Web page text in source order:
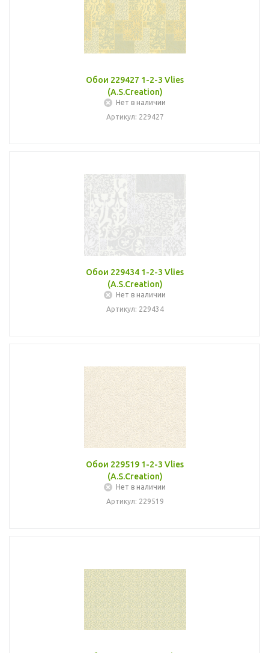
Обои 229427 1-2-3 Vlies
(A.S.Creation)
Нет в наличии
Артикул: 229427
Обои 229434 1-2-3 Vlies
(A.S.Creation)
Нет в наличии
Артикул: 229434
Обои 229519 1-2-3 Vlies
(A.S.Creation)
Нет в наличии
Артикул: 229519